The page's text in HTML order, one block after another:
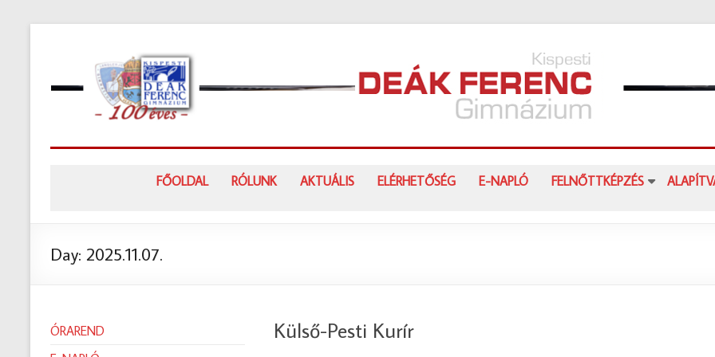
FŐOLDAL RÓLUNK AKTUÁLIS ELÉRHETŐSÉG E-NAPLÓ FELNŐTTKÉPZÉS
Day: 2025.11.07.
Külső-Pesti Kurír
ÓRAREND